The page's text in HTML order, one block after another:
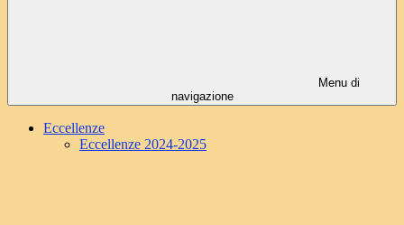
Menu di
navigazione
Eccellenze
Eccellenze 2024-2025